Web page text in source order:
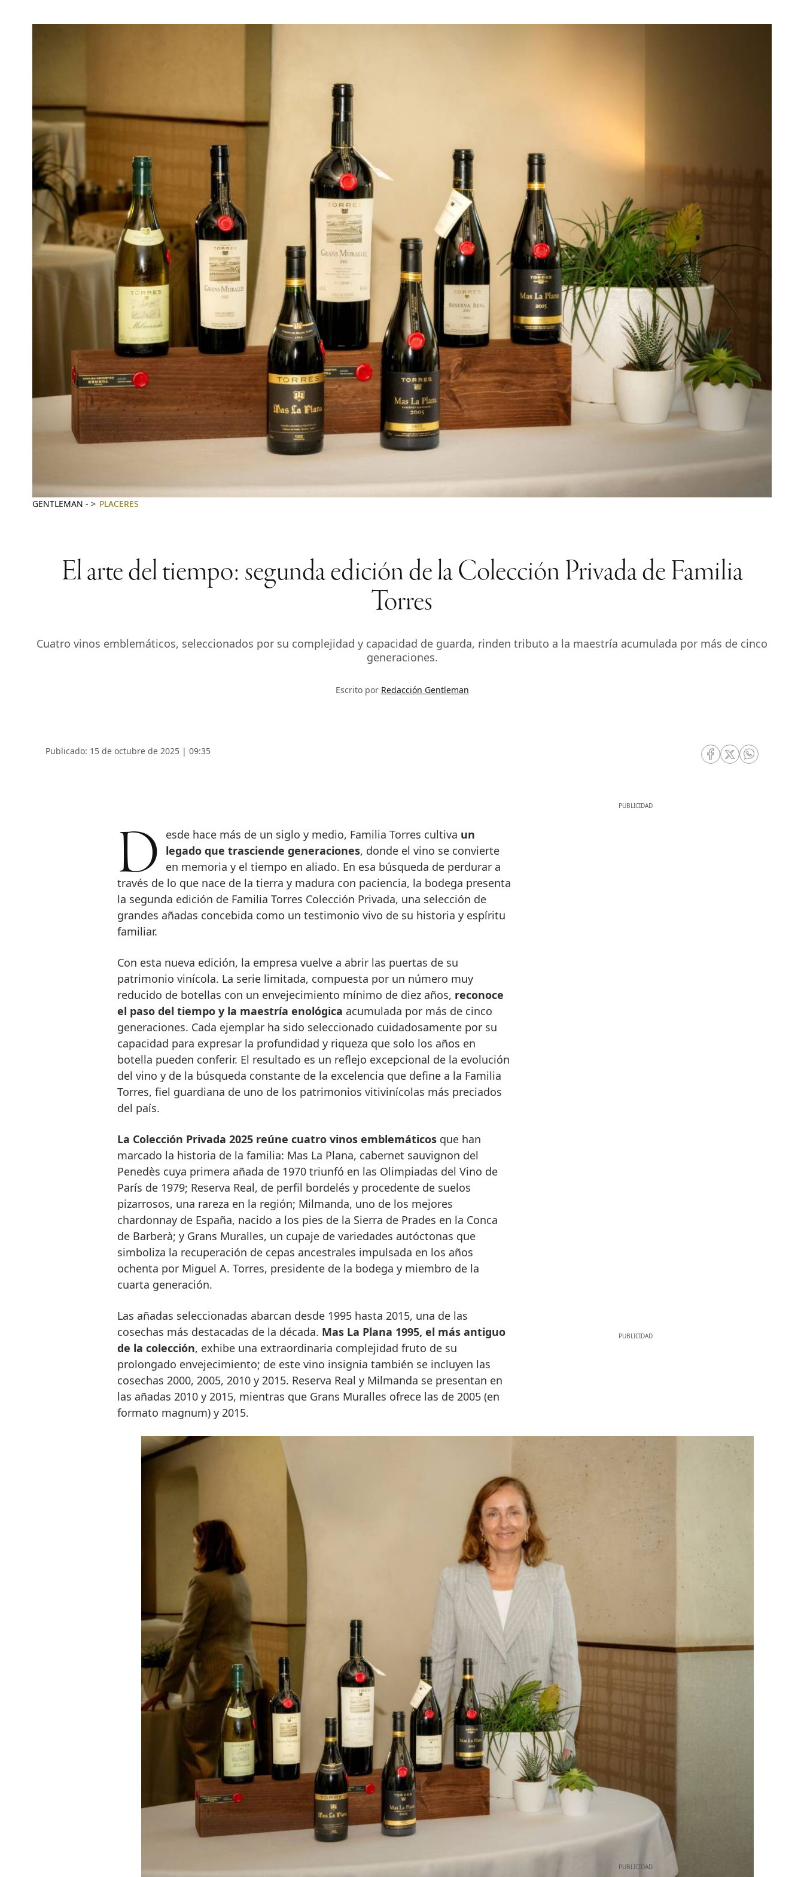
GENTLEMAN - PLACERES
El arte del tiempo: segunda edición de la Colección Privada de Familia
Torres
Cuatro vinos emblemáticos, seleccionados por su complejidad y capacidad de guarda, rinden tributo a la maestría acumulada por más de cinco
generaciones.
Escrito por Redacción Gentleman
Publicado: 15 de octubre de 2025 | 09:35
RRSS Facebook
RRSS Twitter
RRSS
Desde hace más de un siglo y medio, Familia Torres cultiva un
legado que trasciende generaciones, donde el vino se convierte
en memoria y el tiempo en aliado. En esa búsqueda de perdurar a
través de lo que nace de la tierra y madura con paciencia, la bodega presenta
la segunda edición de Familia Torres Colección Privada, una selección de
grandes añadas concebida como un testimonio vivo de su historia y espíritu
familiar.
Con esta nueva edición, la empresa vuelve a abrir las puertas de su
patrimonio vinícola. La serie limitada, compuesta por un número muy
reducido de botellas con un envejecimiento mínimo de diez años, reconoce
el paso del tiempo y la maestría enológica acumulada por más de cinco
generaciones. Cada ejemplar ha sido seleccionado cuidadosamente por su
capacidad para expresar la profundidad y riqueza que solo los años en
botella pueden conferir. El resultado es un reflejo excepcional de la evolución
del vino y de la búsqueda constante de la excelencia que define a la Familia
Torres, fiel guardiana de uno de los patrimonios vitivinícolas más preciados
del país.
La Colección Privada 2025 reúne cuatro vinos emblemáticosque han
marcado la historia de la familia: Mas La Plana, cabernet sauvignon del
Penedès cuya primera añada de 1970 triunfó en las Olimpiadas del Vino de
París de 1979; Reserva Real, de perfil bordelés y procedente de suelos
pizarrosos, una rareza en la región; Milmanda, uno de los mejores
chardonnay de España, nacido a los pies de la Sierra de Prades en la Conca
de Barberà; y Grans Muralles, un cupaje de variedades autóctonas que
simboliza la recuperación de cepas ancestrales impulsada en los años
ochenta por Miguel A. Torres, presidente de la bodega y miembro de la
cuarta generación.
Las añadas seleccionadas abarcan desde 1995 hasta 2015, una de las
cosechas más destacadas de la década. Mas La Plana 1995, el más antiguo
de la colección, exhibe una extraordinaria complejidad fruto de su
prolongado envejecimiento; de este vino insignia también se incluyen las
cosechas 2000, 2005, 2010 y 2015. Reserva Real y Milmanda se presentan en
las añadas 2010 y 2015, mientras que Grans Muralles ofrece las de 2005 (en
formato magnum) y 2015.